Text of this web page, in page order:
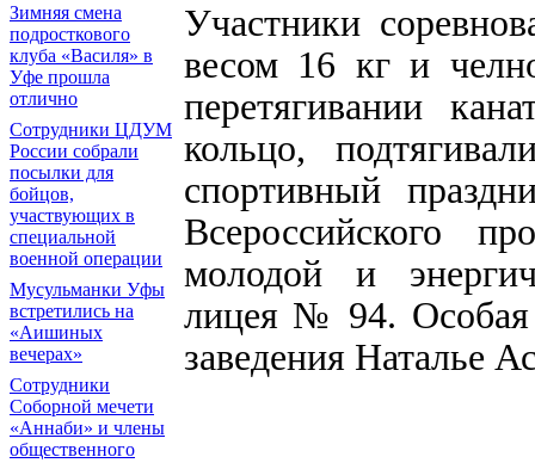
Зимняя смена
подросткового
клуба «Василя» в
Уфе прошла
отлично
Сотрудники ЦДУМ
России собрали
посылки для
бойцов,
участвующих в
специальной
военной операции
Мусульманки Уфы
встретились на
«Аишиных
вечерах»
Сотрудники
Соборной мечети
«Аннаби» и члены
общественного
Участники
весом 16 кг и
перетягивании
кольцо,
спортивный
Всероссийского
молодой и
лицея № 94. Особая
заведения Наталье